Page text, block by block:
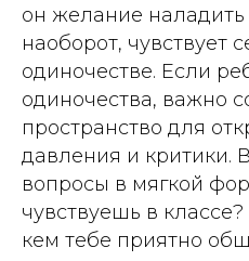
он желание наладить
наоборот, чувствует
одиночестве. Если
одиночества, важно
пространство для
давления и критики.
вопросы в мягкой
чувствуешь в
кем тебе приятно